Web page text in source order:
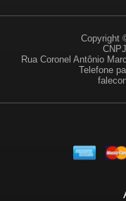
Copyright
Rua Coronel Antônio
Telefone